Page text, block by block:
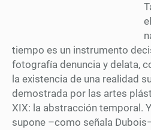
tiempo es un instrumento
fotografía denuncia y delata,
la existencia de una realidad
demostrada por las artes
XIX: la abstracción temporal.
supone –como señala